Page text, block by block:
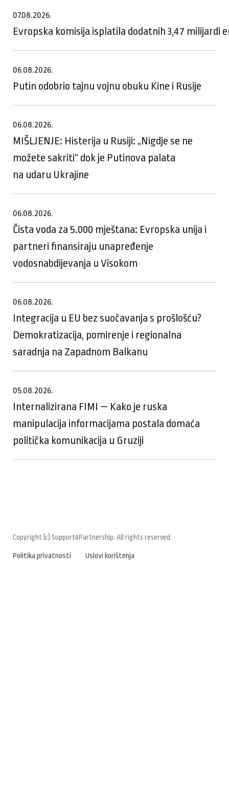
07.08.2026.
Evropska komisija isplatila dodatnih 3,47 milijardi
06.08.2026.
Putin odobrio tajnu vojnu obuku Kine i Rusije
06.08.2026.
MIŠLJENJE: Histerija u Rusiji: „Nigdje se ne
možete sakriti“ dok je Putinova palata
na udaru Ukrajine
06.08.2026.
Čista voda za 5.000 mještana: Evropska unija i
partneri finansiraju unapređenje
vodosnabdijevanja u Visokom
06.08.2026.
Integracija u EU bez suočavanja s prošlošću?
Demokratizacija, pomirenje i regionalna
saradnja na Zapadnom Balkanu
05.08.2026.
Internalizirana FIMI — Kako je ruska
manipulacija informacijama postala domaća
politička komunikacija u Gruziji
Copyright (c) Support4Partnership. All rights reserved.
Politika privatnosti Uslovi korištenja